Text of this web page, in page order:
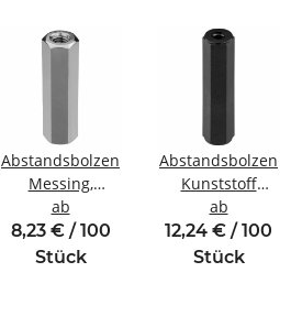
Abstandsbolzen
Messing,
vernickelt
Innen/Innengewinde
M3 SW5,5
ab
8,23 € / 100
Stück
Abstandsbolzen
Kunststoff
Innen/Innengewinde
M4 SW8
ab
12,24 € / 100
Stück